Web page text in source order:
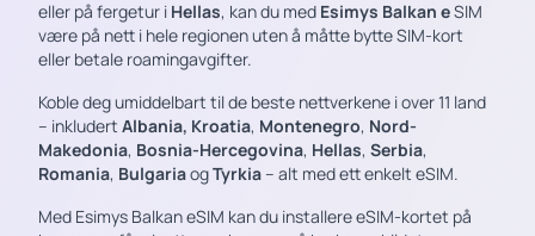
eller på fergetur i Hellas, kan du med Esimys Balkan eSIM
være på nett i hele regionen uten å måtte bytte SIM-kort
eller betale roamingavgifter.
Koble deg umiddelbart til de beste nettverkene i over 11 land
– inkludert Albania, Kroatia, Montenegro, Nord-
Makedonia, Bosnia-Hercegovina, Hellas, Serbia,
Romania, BulgariaogTyrkia– alt med ett enkelt eSIM.
Med Esimys Balkan eSIM kan du installere eSIM-kortet på